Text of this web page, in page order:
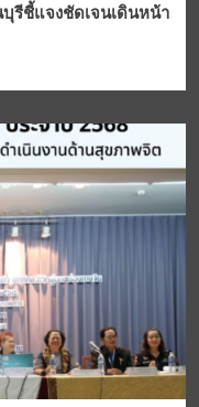
รีชี้แจงชัดเจนเดินหน้า